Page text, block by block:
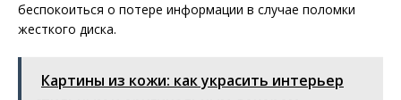
беспокоиться о потере информации в случае поломки
жесткого диска.
Картины из кожи: как украсить интерьер